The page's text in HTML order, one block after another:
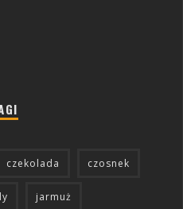
czekolada czosnek
jarmuż